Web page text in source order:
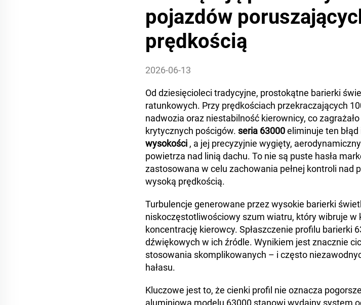
pojazdów
prędkością
2026-06-13
Od dziesięcioleci tradycyjne, prostokątne barierki
ratunkowych. Przy prędkościach przekraczających
nadwozia oraz niestabilność kierownicy, co
krytycznych pościgów. seria 63000eliminuje ten
wysokości , a jej precyzyjnie wygięty,
powietrza nad linią dachu. To nie są puste hasła
zastosowana w celu zachowania pełnej kontroli nad
wysoką prędkością.
Turbulencje generowane przez wysokie barierki
niskoczęstotliwościowy szum wiatru, który wibruje w
koncentrację kierowcy. Spłaszczenie profilu barierki
dźwiękowych w ich źródle. Wynikiem jest znacznie
stosowania skomplikowanych – i często
hałasu.
Kluczowe jest to, że cienki profil nie oznacza
aluminiowa modelu 63000 stanowi wydajny system